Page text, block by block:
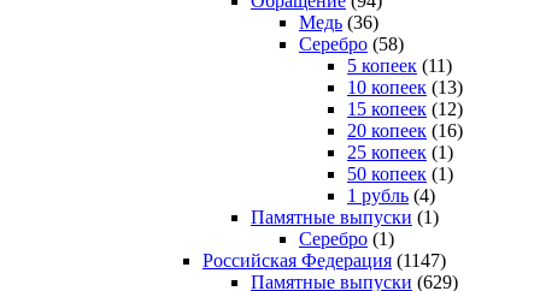
Медь (36)
Серебро (58)
5 копеек (11)
10 копеек (13)
15 копеек (12)
20 копеек (16)
25 копеек (1)
50 копеек (1)
1 рубль (4)
Памятные выпуски (1)
Серебро (1)
Российская Федерация (1147)
Памятные выпуски (629)